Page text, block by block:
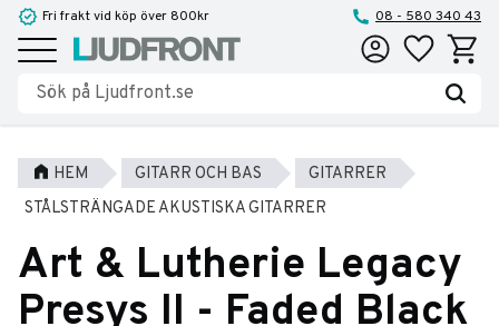
Meny
Fri frakt vid köp över 800kr 08 - 580 340 43
Favoriter
HEM GITARR OCH BAS
GITARRER
STÅLSTRÄNGADE AKUSTISKA GITARRER
Art & Lutherie Legacy
Presys II - Faded Black